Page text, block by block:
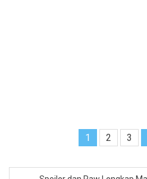
1 2 3